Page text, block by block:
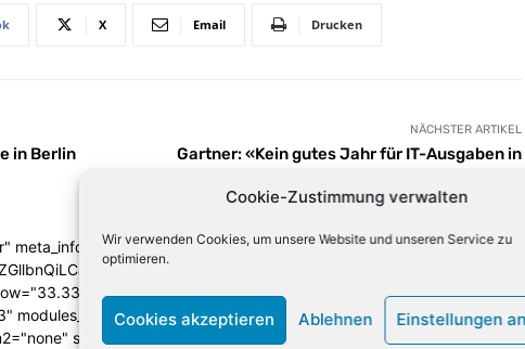
Cookie-Zustimmung verwalten
Wir verwenden Cookies, um unsere Website und unseren Service zu
optimieren.
Cookies akzeptieren Ablehnen Einstellungen
X Email Drucken
in Berlin
NÄCHSTER ARTIKEL
Gartner: «Kein gutes Jahr für IT-Ausgaben in
meta_info_align="bottom"
columns="33.33333333%"
modules_category="above" show_author2="none" show_date2="none"
show_excerpt2="none" show_excerpt1="none"